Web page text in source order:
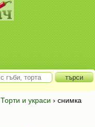
Торти и украси › снимка